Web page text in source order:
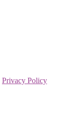
Privacy Policy